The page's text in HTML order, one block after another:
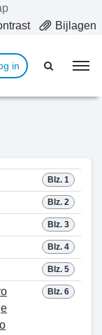
Bijlagen
in
Blz. 1
Blz. 2
Blz. 3
Blz. 4
Blz. 5
Blz. 6